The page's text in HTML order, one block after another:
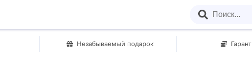
Незабываемый подарок